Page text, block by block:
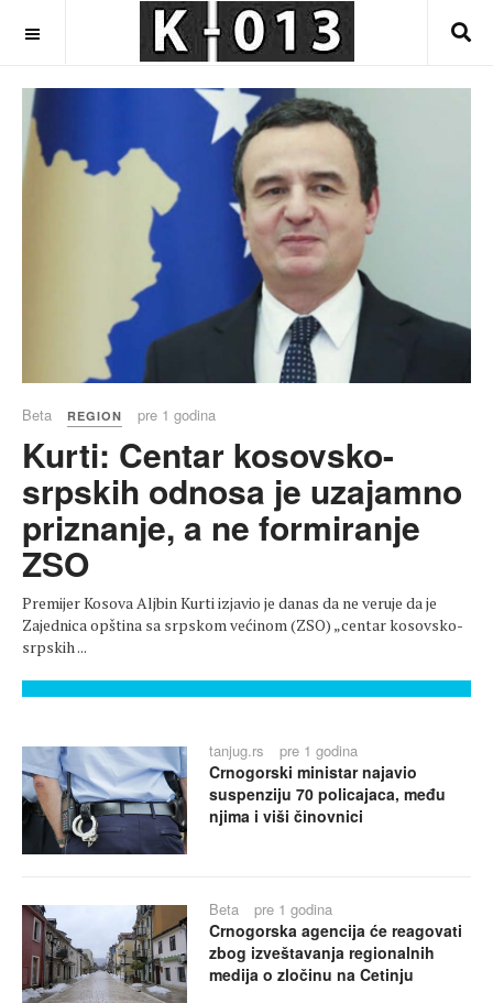
Beta REGION pre 1 godina
Kurti: Centar kosovsko-
srpskih odnosa je uzajamno
priznanje, a ne formiranje
ZSO
Premijer Kosova Aljbin Kurti izjavio je danas da ne veruje da je
Zajednica opština sa srpskom većinom (ZSO) „centar kosovsko-
srpskih ...
tanjug.rs pre 1 godina
Crnogorski ministar najavio
suspenziju 70 policajaca, među
njima i viši činovnici
Beta pre 1 godina
Crnogorska agencija će reagovati
zbog izveštavanja regionalnih
medija o zločinu na Cetinju